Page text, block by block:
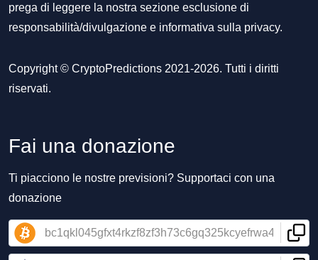
prega di leggere la nostra sezione esclusione di
responsabilità/divulgazione e informativa sulla privacy.
Copyright © CryptoPredictions 2021-2026. Tutti i diritti
riservati.
Fai una donazione
Ti piacciono le nostre previsioni? Supportaci con una
donazione